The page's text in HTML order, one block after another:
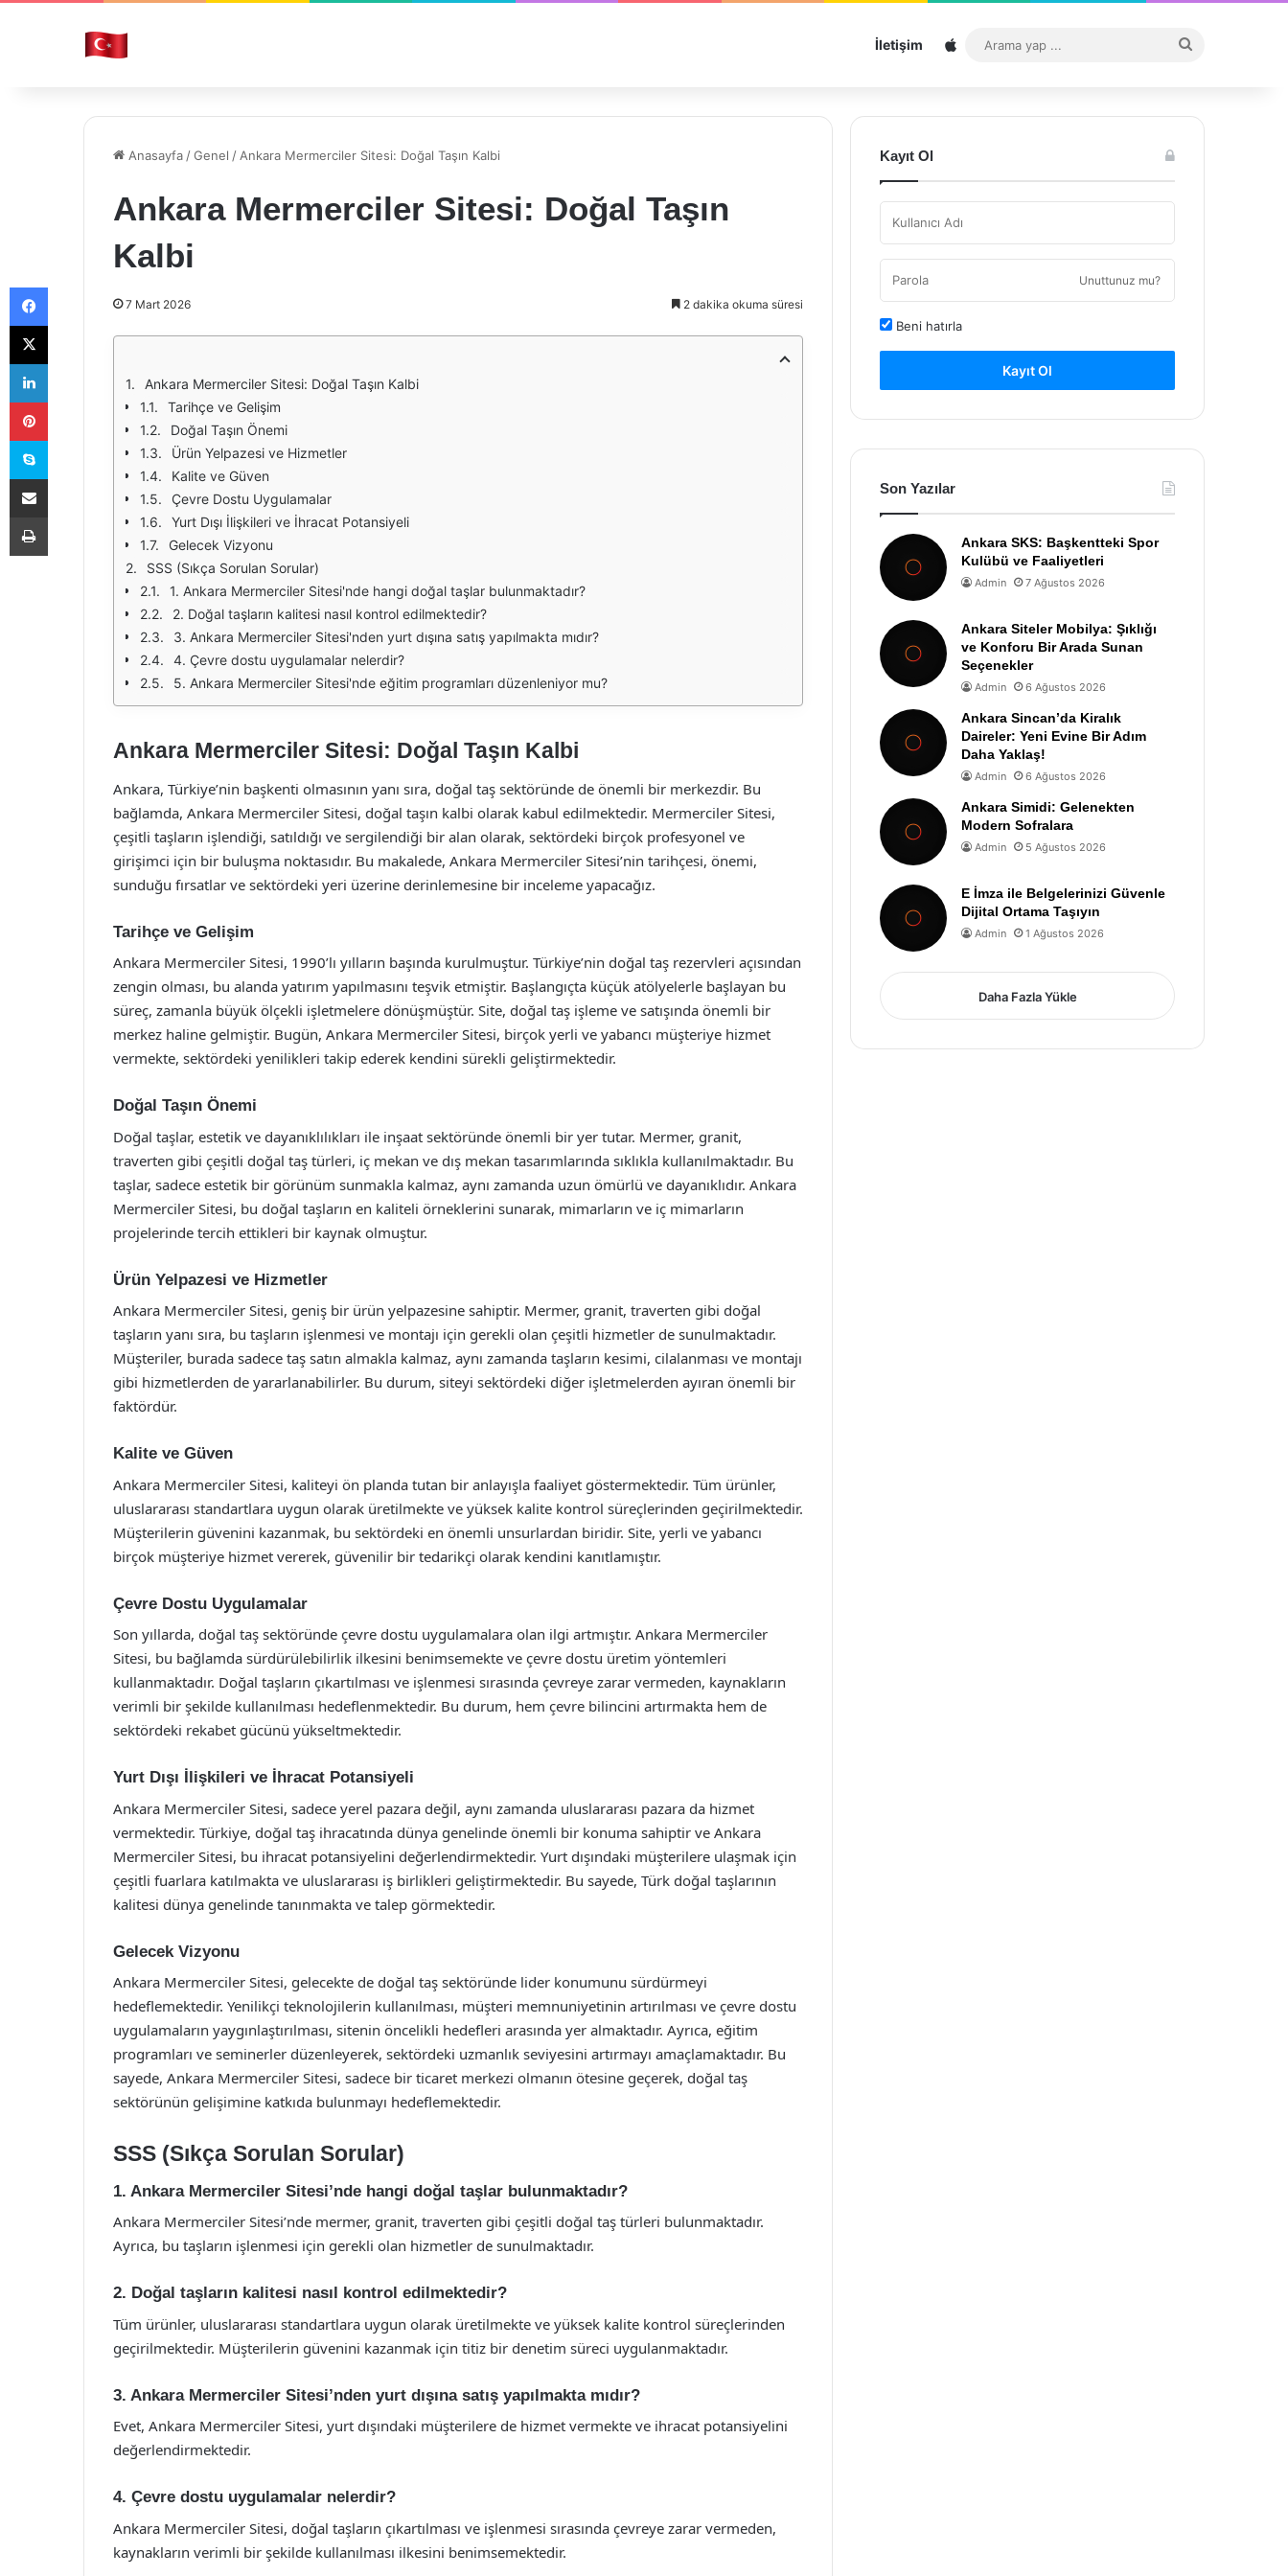
İletişim Sitemap
...
Anasayfa /Genel / Ankara Mermerciler Sitesi: Doğal Taşın Kalbi
Ankara Mermerciler Sitesi: Doğal Taşın
Kalbi
7 Mart 2026 2 dakika okuma süresi
Ankara Mermerciler Sitesi: Doğal Taşın Kalbi
Tarihçe ve Gelişim
Doğal Taşın Önemi
Ürün Yelpazesi ve Hizmetler
Kalite ve Güven
Çevre Dostu Uygulamalar
Yurt Dışı İlişkileri ve İhracat Potansiyeli
Gelecek Vizyonu
SSS (Sıkça Sorulan Sorular)
1. Ankara Mermerciler Sitesi'nde hangi doğal taşlar bulunmaktadır?
2. Doğal taşların kalitesi nasıl kontrol edilmektedir?
3. Ankara Mermerciler Sitesi'nden yurt dışına satış yapılmakta mıdır?
4. Çevre dostu uygulamalar nelerdir?
5. Ankara Mermerciler Sitesi'nde eğitim programları düzenleniyor mu?
Ankara Mermerciler Sitesi: Doğal Taşın Kalbi
Ankara, Türkiye’nin başkenti olmasının yanı sıra, doğal taş sektöründe de önemli bir merkezdir. Bu
bağlamda, Ankara Mermerciler Sitesi, doğal taşın kalbi olarak kabul edilmektedir. Mermerciler Sitesi,
çeşitli taşların işlendiği, satıldığı ve sergilendiği bir alan olarak, sektördeki birçok profesyonel ve
girişimci için bir buluşma noktasıdır. Bu makalede, Ankara Mermerciler Sitesi’nin tarihçesi, önemi,
sunduğu fırsatlar ve sektördeki yeri üzerine derinlemesine bir inceleme yapacağız.
Tarihçe ve Gelişim
Ankara Mermerciler Sitesi, 1990’lı yılların başında kurulmuştur. Türkiye’nin doğal taş rezervleri açısından
zengin olması, bu alanda yatırım yapılmasını teşvik etmiştir. Başlangıçta küçük atölyelerle başlayan bu
süreç, zamanla büyük ölçekli işletmelere dönüşmüştür. Site, doğal taş işleme ve satışında önemli bir
merkez haline gelmiştir. Bugün, Ankara Mermerciler Sitesi, birçok yerli ve yabancı müşteriye hizmet
vermekte, sektördeki yenilikleri takip ederek kendini sürekli geliştirmektedir.
Doğal Taşın Önemi
Doğal taşlar, estetik ve dayanıklılıkları ile inşaat sektöründe önemli bir yer tutar. Mermer, granit,
traverten gibi çeşitli doğal taş türleri, iç mekan ve dış mekan tasarımlarında sıklıkla kullanılmaktadır. Bu
taşlar, sadece estetik bir görünüm sunmakla kalmaz, aynı zamanda uzun ömürlü ve dayanıklıdır. Ankara
Mermerciler Sitesi, bu doğal taşların en kaliteli örneklerini sunarak, mimarların ve iç mimarların
projelerinde tercih ettikleri bir kaynak olmuştur.
Ürün Yelpazesi ve Hizmetler
Ankara Mermerciler Sitesi, geniş bir ürün yelpazesine sahiptir. Mermer, granit, traverten gibi doğal
taşların yanı sıra, bu taşların işlenmesi ve montajı için gerekli olan çeşitli hizmetler de sunulmaktadır.
Müşteriler, burada sadece taş satın almakla kalmaz, aynı zamanda taşların kesimi, cilalanması ve montajı
gibi hizmetlerden de yararlanabilirler. Bu durum, siteyi sektördeki diğer işletmelerden ayıran önemli bir
faktördür.
Kalite ve Güven
Ankara Mermerciler Sitesi, kaliteyi ön planda tutan bir anlayışla faaliyet göstermektedir. Tüm ürünler,
uluslararası standartlara uygun olarak üretilmekte ve yüksek kalite kontrol süreçlerinden geçirilmektedir.
Müşterilerin güvenini kazanmak, bu sektördeki en önemli unsurlardan biridir. Site, yerli ve yabancı
birçok müşteriye hizmet vererek, güvenilir bir tedarikçi olarak kendini kanıtlamıştır.
Çevre Dostu Uygulamalar
Son yıllarda, doğal taş sektöründe çevre dostu uygulamalara olan ilgi artmıştır. Ankara Mermerciler
Sitesi, bu bağlamda sürdürülebilirlik ilkesini benimsemekte ve çevre dostu üretim yöntemleri
kullanmaktadır. Doğal taşların çıkartılması ve işlenmesi sırasında çevreye zarar vermeden, kaynakların
verimli bir şekilde kullanılması hedeflenmektedir. Bu durum, hem çevre bilincini artırmakta hem de
sektördeki rekabet gücünü yükseltmektedir.
Yurt Dışı İlişkileri ve İhracat Potansiyeli
Ankara Mermerciler Sitesi, sadece yerel pazara değil, aynı zamanda uluslararası pazara da hizmet
vermektedir. Türkiye, doğal taş ihracatında dünya genelinde önemli bir konuma sahiptir ve Ankara
Mermerciler Sitesi, bu ihracat potansiyelini değerlendirmektedir. Yurt dışındaki müşterilere ulaşmak için
çeşitli fuarlara katılmakta ve uluslararası iş birlikleri geliştirmektedir. Bu sayede, Türk doğal taşlarının
kalitesi dünya genelinde tanınmakta ve talep görmektedir.
Gelecek Vizyonu
Ankara Mermerciler Sitesi, gelecekte de doğal taş sektöründe lider konumunu sürdürmeyi
hedeflemektedir. Yenilikçi teknolojilerin kullanılması, müşteri memnuniyetinin artırılması ve çevre dostu
uygulamaların yaygınlaştırılması, sitenin öncelikli hedefleri arasında yer almaktadır. Ayrıca, eğitim
programları ve seminerler düzenleyerek, sektördeki uzmanlık seviyesini artırmayı amaçlamaktadır. Bu
sayede, Ankara Mermerciler Sitesi, sadece bir ticaret merkezi olmanın ötesine geçerek, doğal taş
sektörünün gelişimine katkıda bulunmayı hedeflemektedir.
SSS (Sıkça Sorulan Sorular)
1. Ankara Mermerciler Sitesi’nde hangi doğal taşlar bulunmaktadır?
Ankara Mermerciler Sitesi’nde mermer, granit, traverten gibi çeşitli doğal taş türleri bulunmaktadır.
Ayrıca, bu taşların işlenmesi için gerekli olan hizmetler de sunulmaktadır.
2. Doğal taşların kalitesi nasıl kontrol edilmektedir?
Tüm ürünler, uluslararası standartlara uygun olarak üretilmekte ve yüksek kalite kontrol süreçlerinden
geçirilmektedir. Müşterilerin güvenini kazanmak için titiz bir denetim süreci uygulanmaktadır.
3. Ankara Mermerciler Sitesi’nden yurt dışına satış yapılmakta mıdır?
Evet, Ankara Mermerciler Sitesi, yurt dışındaki müşterilere de hizmet vermekte ve ihracat potansiyelini
değerlendirmektedir.
4. Çevre dostu uygulamalar nelerdir?
Ankara Mermerciler Sitesi, doğal taşların çıkartılması ve işlenmesi sırasında çevreye zarar vermeden,
kaynakların verimli bir şekilde kullanılması ilkesini benimsemektedir.
Kayıt Ol
Unuttunuz mu?
Beni hatırla
Kayıt Ol
Son Yazılar
Ankara SKS: Başkentteki Spor
Kulübü ve Faaliyetleri
Admin 7 Ağustos 2026
Ankara Siteler Mobilya: Şıklığı
ve Konforu Bir Arada Sunan
Seçenekler
Admin 6 Ağustos 2026
Ankara Sincan’da Kiralık
Daireler: Yeni Evine Bir Adım
Daha Yaklaş!
Admin 6 Ağustos 2026
Ankara Simidi: Gelenekten
Modern Sofralara
Admin 5 Ağustos 2026
E İmza ile Belgelerinizi Güvenle
Dijital Ortama Taşıyın
Admin 1 Ağustos 2026
Daha Fazla Yükle
Facebook
X
LinkedIn
Pinterest
Skype
E-Posta ile paylaş